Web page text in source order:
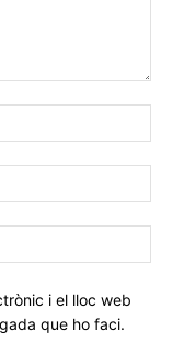
web:
i el lloc web
que ho faci.